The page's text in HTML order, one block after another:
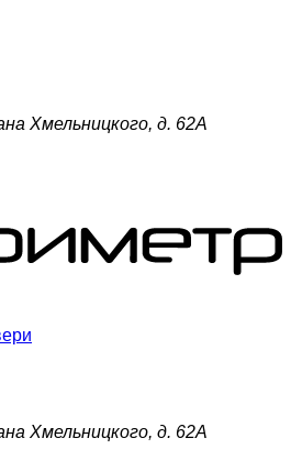
Хмельницкого, д. 62А
Хмельницкого, д. 62А